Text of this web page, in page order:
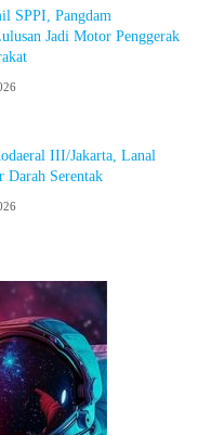
SPPI, Pangdam
Jadi Motor Penggerak
III/Jakarta, Lanal
Darah Serentak